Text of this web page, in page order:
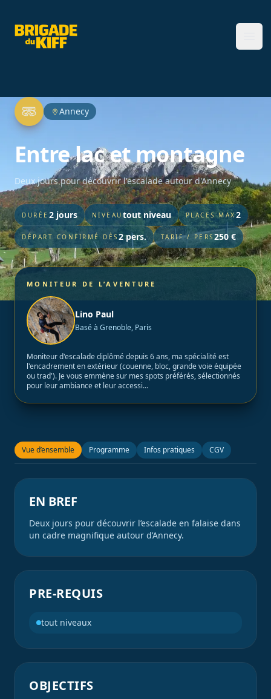
Brigade du Kiff
Annecy
Entre lac et montagne
Deux jours pour découvrir l'escalade autour d'Annecy
DURÉE 2 jours NIVEAU tout niveau PLACES MAX2
DÉPART CONFIRMÉ DÈS 2 pers. TARIF / PERS 250 €
MONITEUR DE L’AVENTURE
Lino Paul
Basé à Grenoble, Paris
Moniteur d'escalade diplômé depuis 6 ans, ma spécialité est
l'encadrement en extérieur (couenne, bloc, grande voie équipée
ou trad'). Je vous emmène sur mes spots préférés, sélectionnés
pour leur ambiance et leur accessi…
Vue d’ensemble Programme Infos pratiques CGV
EN BREF
Deux jours pour découvrir l’escalade en falaise dans
un cadre magnifique autour d’Annecy.
PRE-REQUIS
tout niveaux
OBJECTIFS